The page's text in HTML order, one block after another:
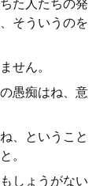
た人たちの発
そういうのを
せん。
愚痴はね、意
、ということ
。
しょうがない